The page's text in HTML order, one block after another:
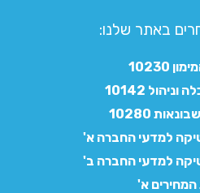
באתר שלנו:​
10230
10142
10280
למדעי החברה א'
למדעי החברה ב'
המחירים א'